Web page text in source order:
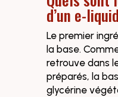
d’un e-
Le premier
la base.
retrouve dans
préparés, la
glycérine